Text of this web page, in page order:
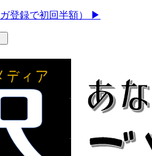
登録で初回半額） ▶